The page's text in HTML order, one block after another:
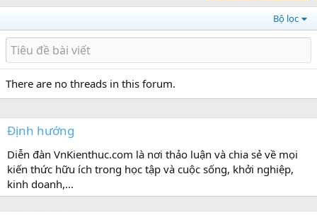
Bộ lọc
There are no threads in this forum.
Định hướng
Diễn đàn VnKienthuc.com là nơi thảo luận và chia sẻ về mọi
kiến thức hữu ích trong học tập và cuộc sống, khởi nghiệp,
kinh doanh,...